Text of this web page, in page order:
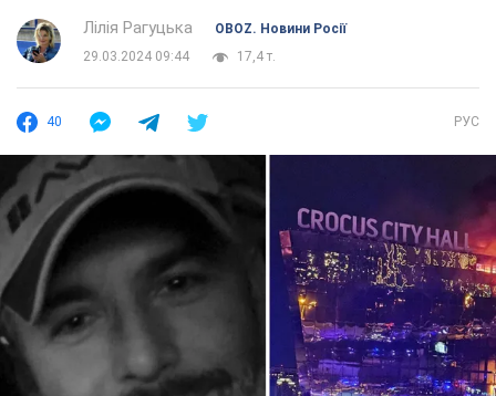
Лілія Рагуцька
OBOZ. Новини Росії
29.03.2024 09:44
17,4 т.
40 РУС